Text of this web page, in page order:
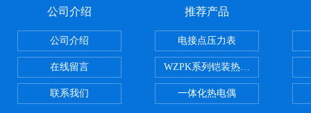
公司介绍
公司介绍
在线留言
联系我们
推荐产品
电接点压力表
WZPK系列铠装热电阻
一体化热电偶